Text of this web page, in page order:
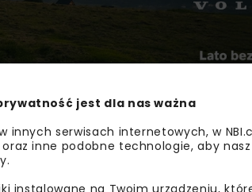
jest dla nas ważna
innych serwisach internetowych, w
inne podobne technologie, aby
instalowane na Twoim urządzeniu,